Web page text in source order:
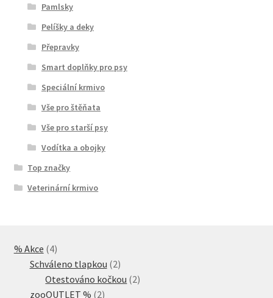
Pamlsky
Pelíšky a deky
Přepravky
Smart doplňky pro psy
Speciální krmivo
Vše pro štěňata
Vše pro starší psy
Vodítka a obojky
Top značky
Veterinární krmivo
% Akce 44
produkty
Schváleno tlapkou 22
produkty
Otestováno kočkou 22
zooOUTLET % 22